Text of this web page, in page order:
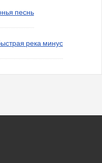
песнь
река минус